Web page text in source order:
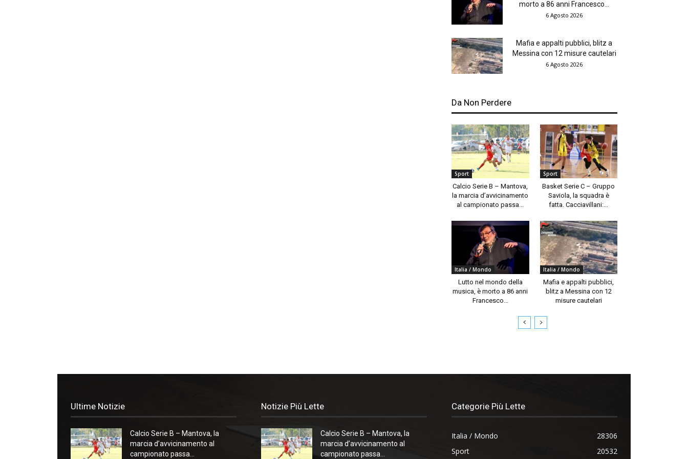
morto a 86 anni Francesco...
6 Agosto 2026
Mafia e appalti pubblici, blitz a
Messina con 12 misure cautelari
6 Agosto 2026
Da Non Perdere
Sport
Calcio Serie B – Mantova,
la marcia d’avvicinamento
al campionato passa...
Sport
Basket Serie C – Gruppo
Saviola, la squadra è
fatta. Cacciavillani:...
Italia / Mondo
Lutto nel mondo della
musica, è morto a 86 anni
Francesco...
Italia / Mondo
Mafia e appalti pubblici,
blitz a Messina con 12
misure cautelari
Ultime Notizie
Calcio Serie B – Mantova, la
marcia d’avvicinamento al
campionato passa...
Notizie Più Lette
Calcio Serie B – Mantova, la
marcia d’avvicinamento al
campionato passa...
Categorie Più Lette
Italia / Mondo
28306
Sport
20532